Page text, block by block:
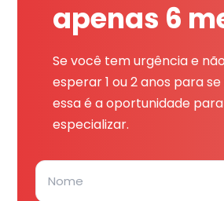
apenas 6
Se você tem urgência e
esperar 1 ou 2 anos para
essa é a oportunidade
especializar.